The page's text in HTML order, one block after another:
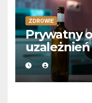
ZDROWIE
Prywatny